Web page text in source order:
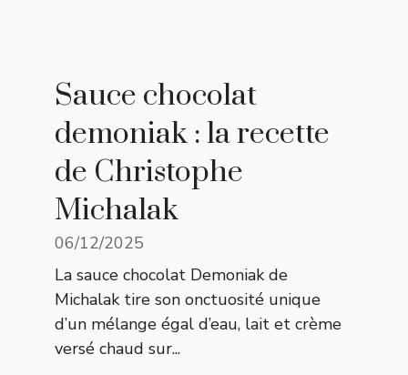
Sauce chocolat
demoniak : la recette
de Christophe
Michalak
06/12/2025
La sauce chocolat Demoniak de
Michalak tire son onctuosité unique
d’un mélange égal d’eau, lait et crème
versé chaud sur...